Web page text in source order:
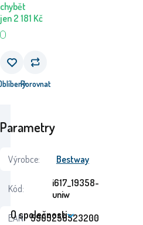
chybět
jen 2 181 Kč
Porovnat
Parametry
Výrobce: Bestway
Kód:
i617_19358-
uniw
EAN: 5905258523200
O společnosti